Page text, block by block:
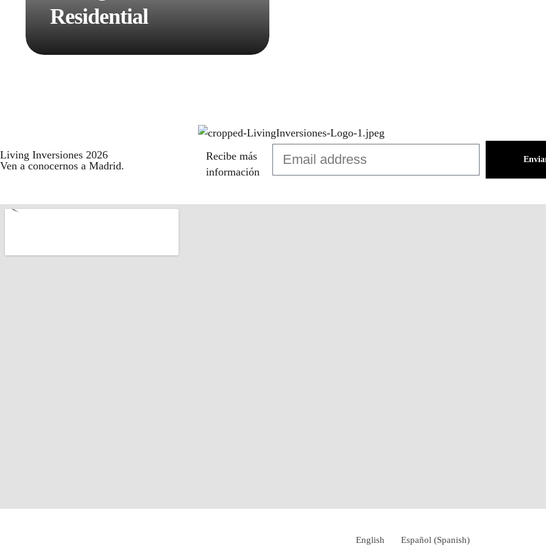
Residential
Living Inversiones 2026
Ven a conocernos a Madrid.
Recibe más
información
English Español (Spanish)